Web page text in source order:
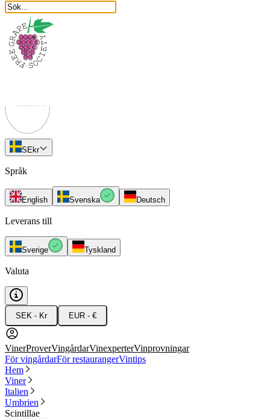
SEkr
Språk
English Svenska Deutsch
Leverans till
Sverige Tyskland
Valuta
SEK - Kr EUR - €
VinerProverVingårdarVinexperterVinprovningar
För vingårdarFör restaurangerVintips
Hem
Viner
Italien
Umbrien
Scintillae